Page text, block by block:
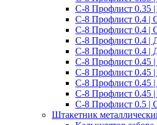
С-8 Профлист 0.35
С-8 Профлист 0.4 |
С-8 Профлист 0.4 |
С-8 Профлист 0.4 |
С-8 Профлист 0.4 |
С-8 Профлист 0.45
С-8 Профлист 0.45 |
С-8 Профлист 0.45
С-8 Профлист 0.45
С-8 Профлист 0.5 |
Штакетник